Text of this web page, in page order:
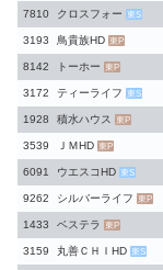
7810 クロスフォー 東S
3193 鳥貴族HD 東P
8142 トーホー 東P
3172 ティーライフ 東S
1928 積水ハウス 東P
3539 ＪＭHD 東P
6091 ウエスコHD 東S
9262 シルバーライフ 東P
1433 ベステラ 東P
3159 丸善ＣＨＩHD 東S